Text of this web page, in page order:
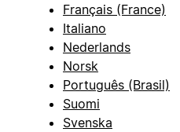
Français (France)
Italiano
Nederlands
Norsk
Português (Brasil)
Suomi
Svenska